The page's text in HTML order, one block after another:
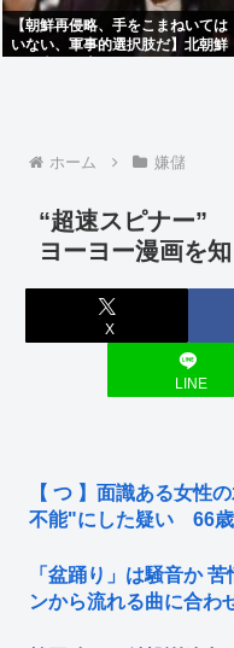
【朝鮮再侵略、手をこまねいては
いない、軍事的選択肢だ】北朝鮮
ホーム 嫌儲
“超速スピナー”
ヨーヨー漫画を
X
LINE
【 つ 】面識ある女性
不能"にした疑い 66歳
「盆踊り」は騒音か
ンから流れる曲に合わ